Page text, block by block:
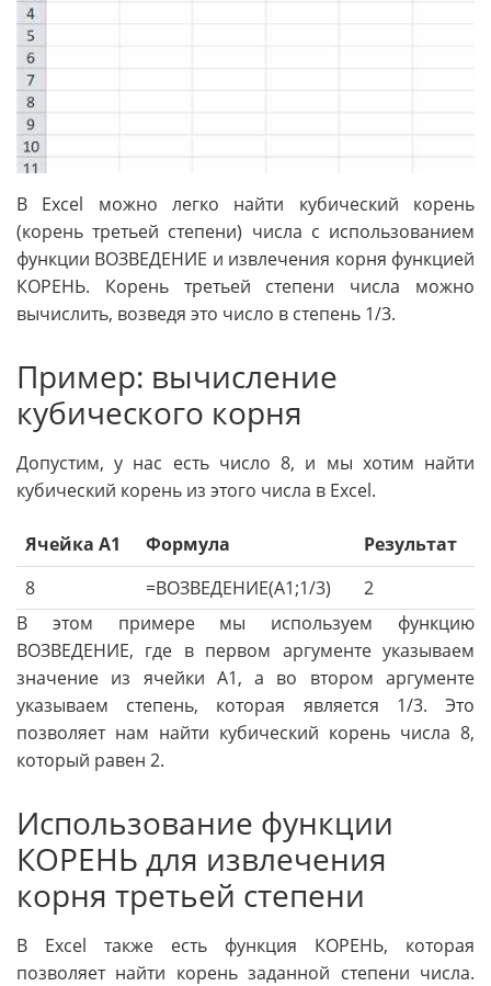
В Excel можно легко найти кубический корень
(корень третьей степени) числа с использованием
функции ВОЗВЕДЕНИЕ и извлечения корня функцией
КОРЕНЬ. Корень третьей степени числа можно
вычислить, возведя это число в степень 1/3.
Пример: вычисление
кубического корня
Допустим, у нас есть число 8, и мы хотим найти
кубический корень из этого числа в Excel.
Ячейка A1 Формула
Результат
8
=ВОЗВЕДЕНИЕ(A1;1/3)
2
В этом примере мы используем функцию
ВОЗВЕДЕНИЕ, где в первом аргументе указываем
значение из ячейки A1, а во втором аргументе
указываем степень, которая является 1/3. Это
позволяет нам найти кубический корень числа 8,
который равен 2.
Использование функции
КОРЕНЬ для извлечения
корня третьей степени
В Excel также есть функция КОРЕНЬ, которая
позволяет найти корень заданной степени числа.